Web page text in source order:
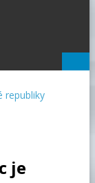
je